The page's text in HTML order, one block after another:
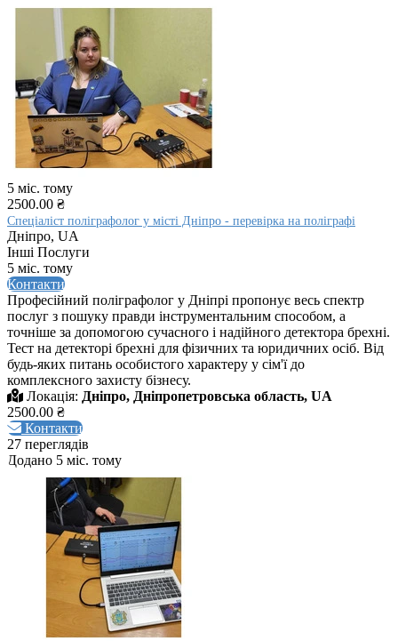
5 міс. тому
2500.00 ₴
Спеціаліст поліграфолог у місті Дніпро - перевірка на поліграфі
Дніпро, UA
Інші Послуги
5 міс. тому
Контакти
Професійний поліграфолог у Дніпрі пропонує весь спектр
послуг з пошуку правди інструментальним способом, а
точніше за допомогою сучасного і надійного детектора брехні.
Тест на детекторі брехні для фізичних та юридичних осіб. Від
будь-яких питань особистого характеру у сім'ї до
комплексного захисту бізнесу.
Локація: Дніпро, Дніпропетровська область, UA
2500.00 ₴
Контакти
27 переглядів
Додано 5 міс. тому